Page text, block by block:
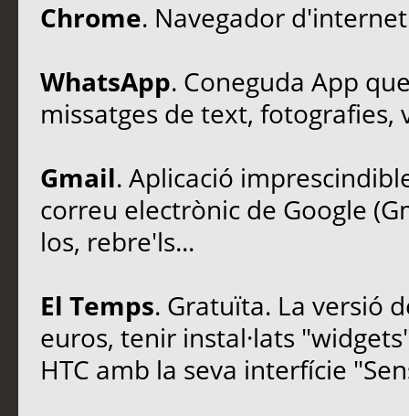
Chrome. Navegador
WhatsApp. Coneguda App
missatges de text, fotografies,
Gmail. Aplicació
correu electrònic de Google
los, rebre'ls...
El Temps. Gratuïta. La versió
euros, tenir instal·lats
HTC amb la seva interfície